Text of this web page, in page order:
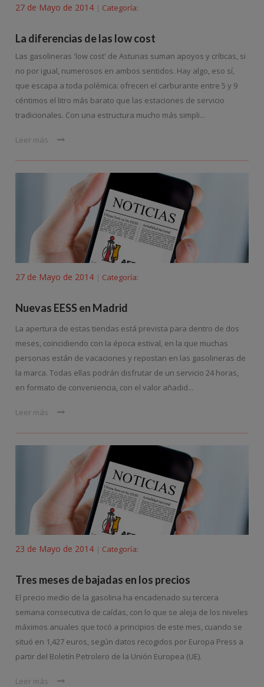
27 de Mayo de 2014 | Categoría:
La diferencias de las low cost
Las gasolineras 'low cost' de Asturias suman apoyos y críticas, si
no por igual, numerosos en ambos sentidos. Hay algo, eso sí,
que escapa a toda polémica: ofrecen el carburante entre 5 y 9
céntimos el litro más barato que las estaciones de servicio
tradicionales. Con una estructura mucho más simpli...
Leer más
27 de Mayo de 2014 | Categoría:
Nuevas EESS en Madrid
La apertura de estas tiendas está prevista para dentro de dos
meses, coincidiendo con la época estival, en la que muchas
personas están de vacaciones y repostan en las gasolineras de
la marca. Todas ellas podrán disfrutar de un servicio 24 horas,
en formato de conveniencia, con el valor añadid...
Leer más
23 de Mayo de 2014 | Categoría:
Tres meses de bajadas en los precios
El precio medio de la gasolina ha encadenado su tercera
semana consecutiva de caídas, con lo que se aleja de los niveles
máximos anuales que tocó a principios de este mes, cuando se
situó en 1,427 euros, según datos recogidos por Europa Press a
partir del Boletín Petrolero de la Unión Europea (UE).
Leer más